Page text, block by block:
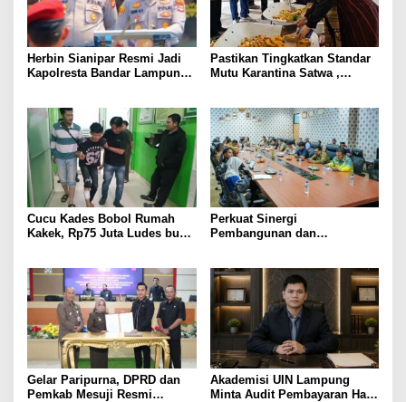
Herbin Sianipar Resmi Jadi
Kapolresta Bandar Lampung,
Pastikan Tingkatkan Standar
Mutu Karantina Satwa ,
Pengolahan Pangan PT
Biomedika Nusantara Indah
Mesuji
Cucu Kades Bobol Rumah
Kakek, Rp75 Juta Ludes buat
Perkuat Sinergi
Pembangunan dan
Forkopimda
Gelar Paripurna, DPRD dan
Pemkab Mesuji Resmi
Akademisi UIN Lampung
Minta Audit Pembayaran Hak